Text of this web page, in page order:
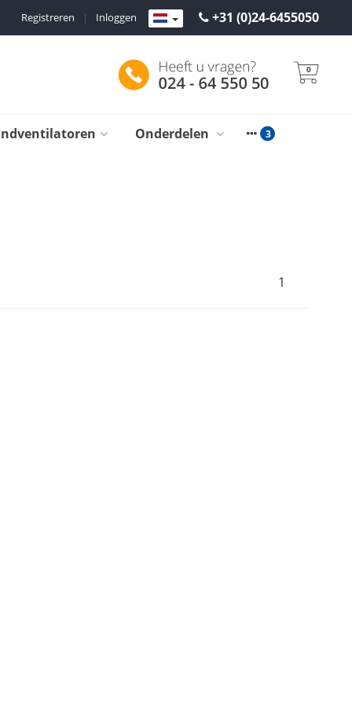
+31 (0)24-6455050
Inloggen
|
Registreren
0
Onderdelen
1